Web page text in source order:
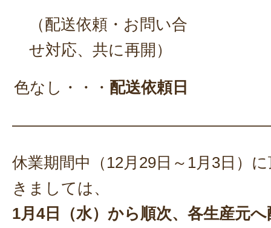
（配送依頼・お問い合
せ対応、共に再開）
色なし・・・ 配送依頼日
休業期間中（12月29日～1月3日）
きましては、
1月4日（水）から順次、各生産元へ